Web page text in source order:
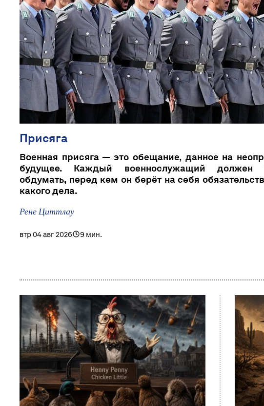
Присяга
Военная присяга — это обещание, данное на
будущее. Каждый военнослужащий должен
обдумать, перед кем он берёт на себя
какого дела.
Рене Циттлау
втр 04 авг 2026 9 мин.